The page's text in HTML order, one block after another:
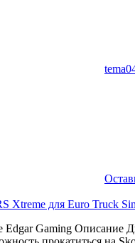
Edgar Gaming Описание